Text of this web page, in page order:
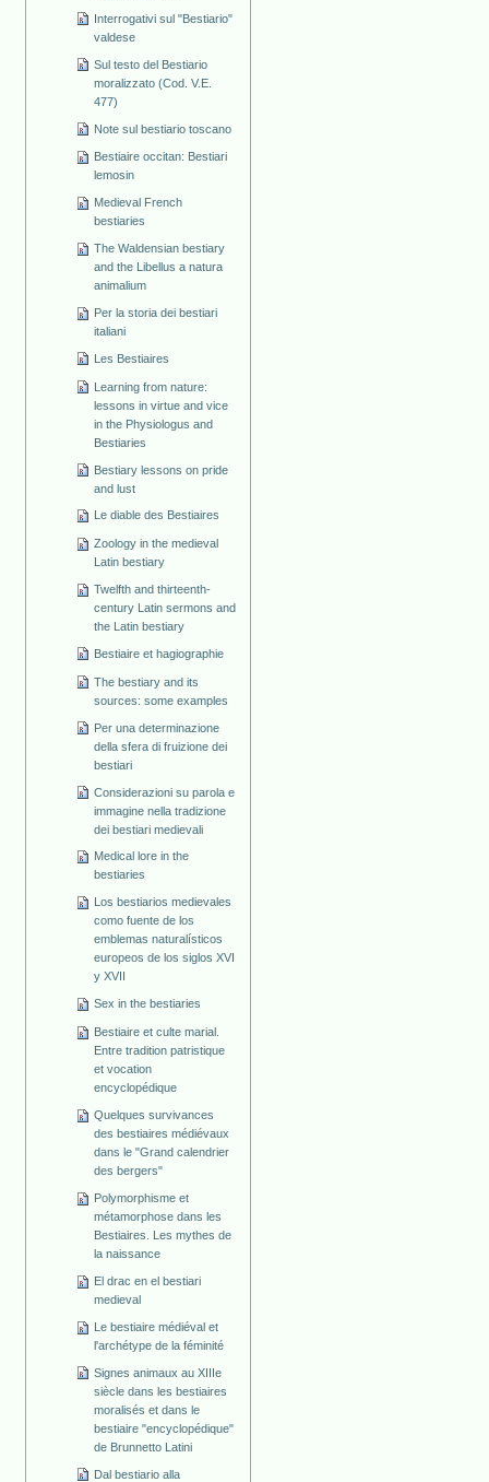
Interrogativi sul "Bestiario"
valdese
Sul testo del Bestiario
moralizzato (Cod. V.E.
477)
Note sul bestiario toscano
Bestiaire occitan: Bestiari
lemosin
Medieval French
bestiaries
The Waldensian bestiary
and the Libellus a natura
animalium
Per la storia dei bestiari
italiani
Les Bestiaires
Learning from nature:
lessons in virtue and vice
in the Physiologus and
Bestiaries
Bestiary lessons on pride
and lust
Le diable des Bestiaires
Zoology in the medieval
Latin bestiary
Twelfth and thirteenth-
century Latin sermons and
the Latin bestiary
Bestiaire et hagiographie
The bestiary and its
sources: some examples
Per una determinazione
della sfera di fruizione dei
bestiari
Considerazioni su parola e
immagine nella tradizione
dei bestiari medievali
Medical lore in the
bestiaries
Los bestiarios medievales
como fuente de los
emblemas naturalísticos
europeos de los siglos XVI
y XVII
Sex in the bestiaries
Bestiaire et culte marial.
Entre tradition patristique
et vocation
encyclopédique
Quelques survivances
des bestiaires médiévaux
dans le "Grand calendrier
des bergers"
Polymorphisme et
métamorphose dans les
Bestiaires. Les mythes de
la naissance
El drac en el bestiari
medieval
Le bestiaire médiéval et
l'archétype de la féminité
Signes animaux au XIIIe
siècle dans les bestiaires
moralisés et dans le
bestiaire "encyclopédique"
de Brunnetto Latini
Dal bestiario alla